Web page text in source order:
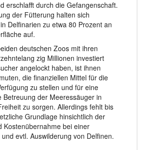
erschlafft durch die Gefangenschaft.
der Fütterung halten sich
Delfinarien zu etwa 80 Prozent an
auf.
deutschen Zoos mit ihren
zig Millionen investiert
angelockt haben, ist ihnen
die finanziellen Mittel für die
zu stellen und für eine
Betreuung der Meeressäuger in
zu sorgen. Allerdings fehlt bis
Grundlage hinsichtlich der
Kostenübernahme bei einer
evtl. Auswilderung von Delfinen.